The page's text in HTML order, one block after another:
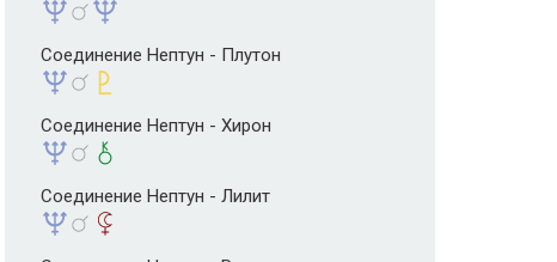
Соединение Нептун - Плутон
Соединение Нептун - Хирон
Соединение Нептун - Лилит